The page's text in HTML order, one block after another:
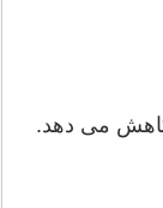
کاهش می دهد.